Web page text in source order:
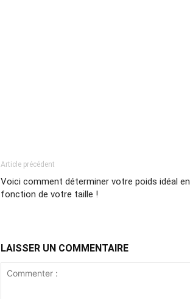
Article précédent
Voici comment déterminer votre poids idéal en
fonction de votre taille !
LAISSER UN COMMENTAIRE